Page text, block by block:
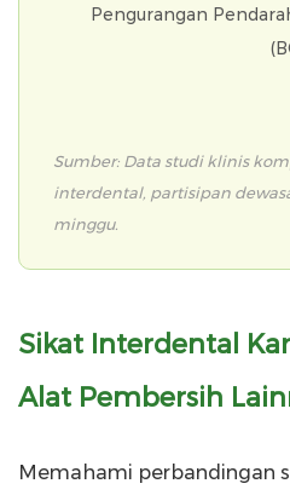
Pengurangan
Sumber: Data studi klinis
interdental, partisipan
minggu.
Sikat Interdental
Alat Pembersih
Memahami perbandingan